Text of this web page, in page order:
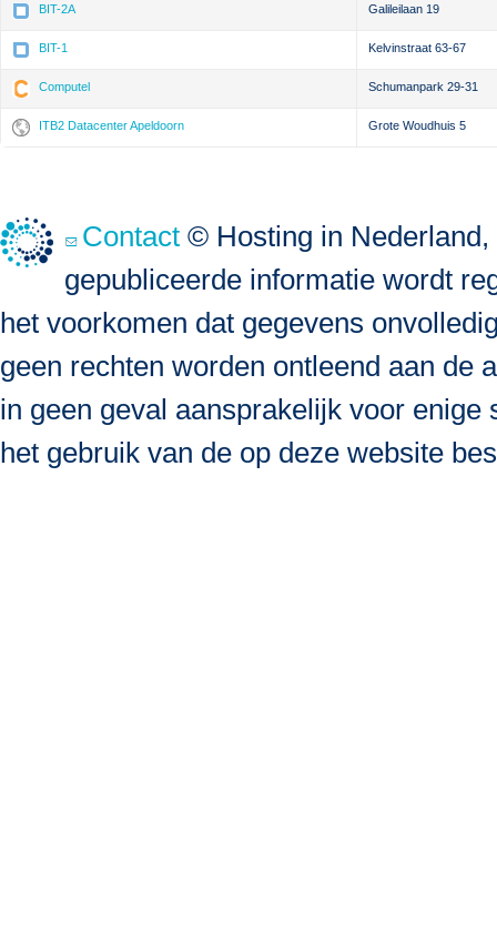
BIT-2A Galileilaan 19
BIT-1 Kelvinstraat 63-67
Computel Schumanpark 29-31
ITB2 Datacenter Apeldoorn Grote Woudhuis 5
Contact © Hosting in
gepubliceerde informatie wordt
het voorkomen dat gegevens
geen rechten worden ontleend aan de
in geen geval aansprakelijk voor
het gebruik van de op deze website